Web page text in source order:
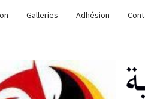
Galleries Adhésion